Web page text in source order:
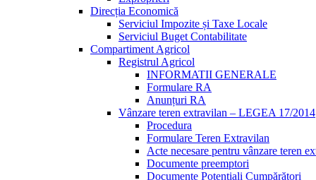
Direcția Economică
Serviciul Impozite și Taxe Locale
Serviciul Buget Contabilitate
Compartiment Agricol
Registrul Agricol
INFORMATII GENERALE
Formulare RA
Anunțuri RA
Vânzare teren extravilan – LEGEA 17/2014
Procedura
Formulare Teren Extravilan
Acte necesare pentru vânzare teren
Documente preemptori
Documente Potențiali Cumpărători